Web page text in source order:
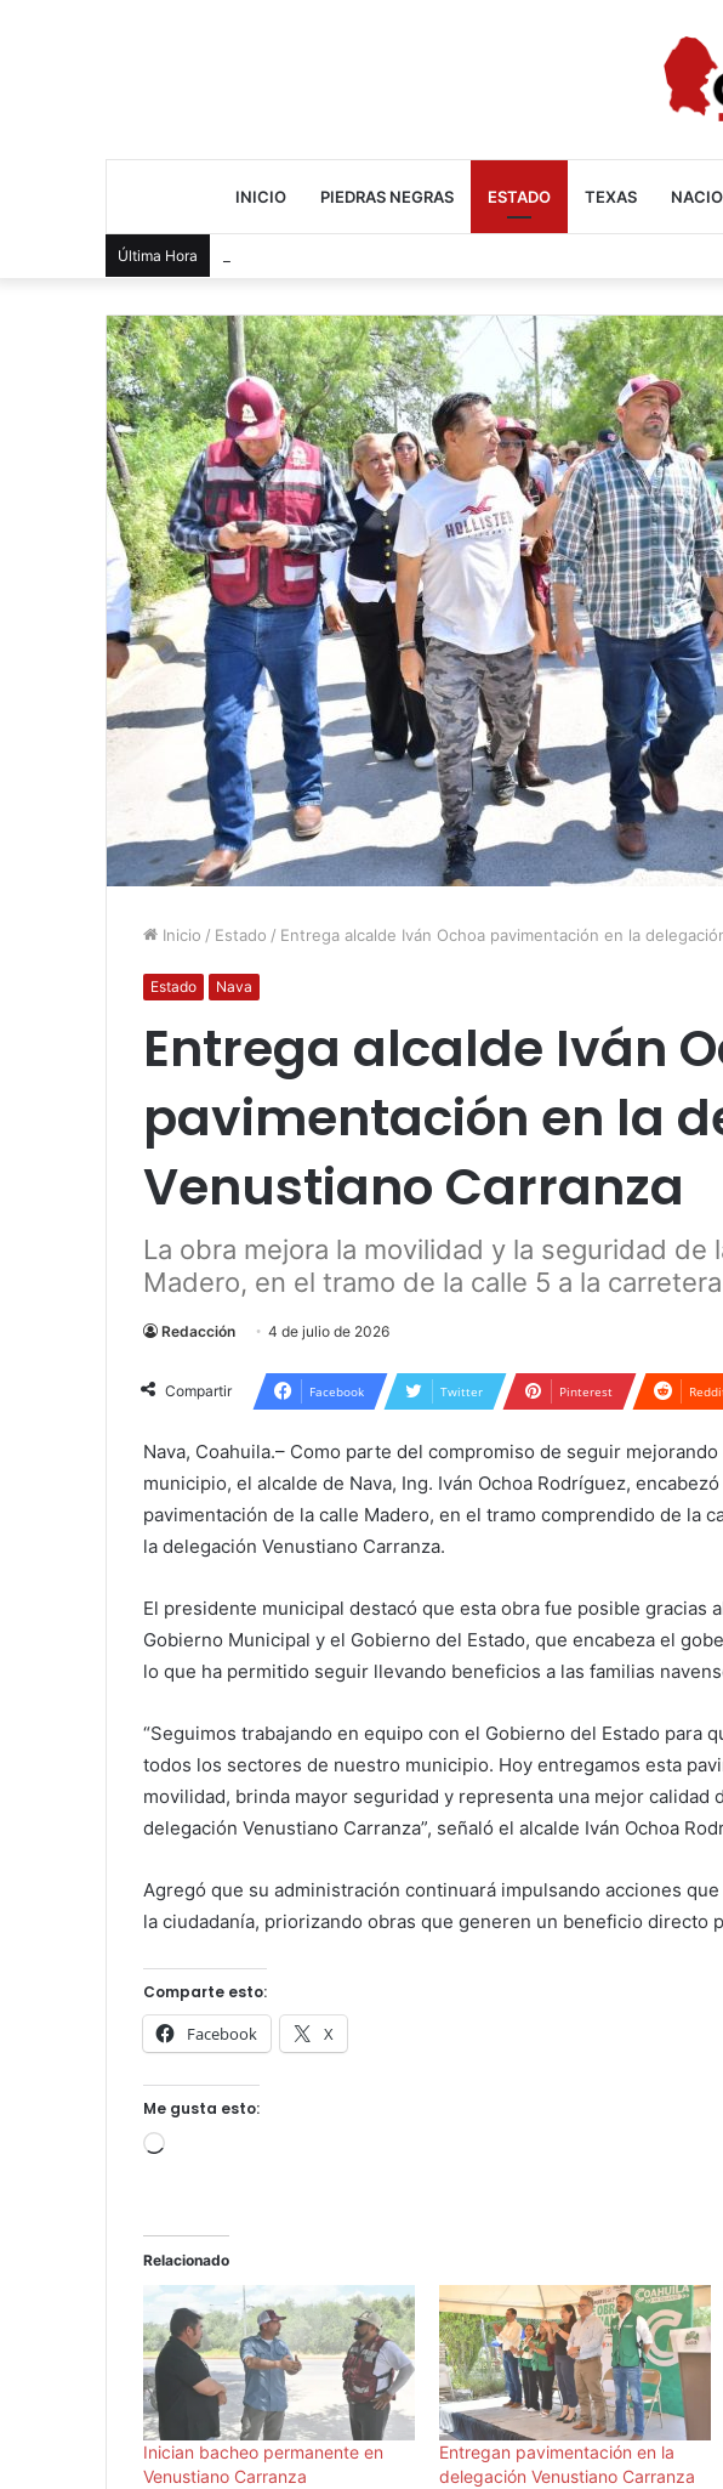
INICIO PIEDRAS NEGRAS ESTADO TEXAS
Última Hora
Inicio / Estado / Entrega alcalde Iván Ochoa pavimentación en la
Estado Nava
Entrega alcalde Iván
pavimentación en la
Venustiano Carranza
La obra mejora la movilidad y la seguridad de
Madero, en el tramo de la calle 5 a la
Redacción 4 de julio de 2026
Compartir Facebook Twitter Pinterest
Nava, Coahuila.– Como parte del compromiso de seguir
municipio, el alcalde de Nava, Ing. Iván Ochoa Rodríguez,
pavimentación de la calle Madero, en el tramo comprendido de la
la delegación Venustiano Carranza.
El presidente municipal destacó que esta obra fue posible gracias
Gobierno Municipal y el Gobierno del Estado, que encabeza el
lo que ha permitido seguir llevando beneficios a las familias
“Seguimos trabajando en equipo con el Gobierno del Estado para
todos los sectores de nuestro municipio. Hoy entregamos esta
movilidad, brinda mayor seguridad y representa una mejor calidad
delegación Venustiano Carranza”, señaló el alcalde Iván Ochoa
Agregó que su administración continuará impulsando acciones
la ciudadanía, priorizando obras que generen un beneficio directo
Comparte esto:
Facebook X
Me gusta esto:
Cargando...
Relacionado
Inician bacheo permanente en
Venustiano Carranza
Entregan pavimentación en la
delegación Venustiano Carranza